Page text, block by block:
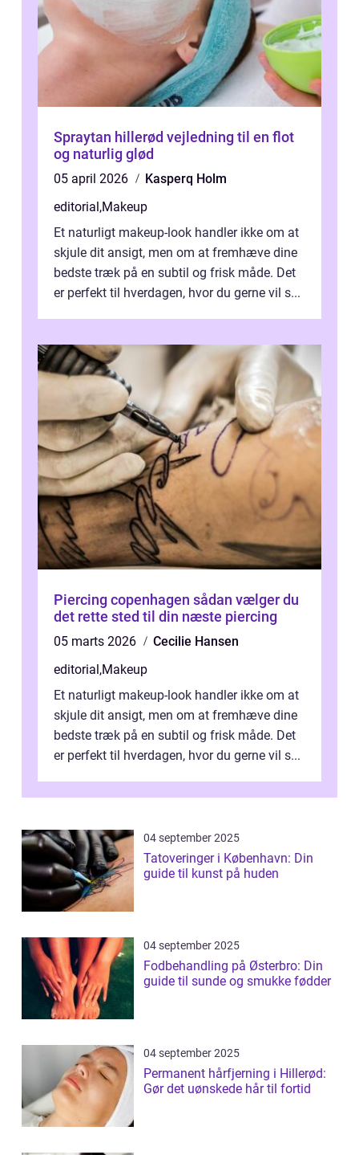
Spraytan hillerød vejledning til en flot
og naturlig glød
05 april 2026
Kasperq Holm
editorial,Makeup
Et naturligt makeup-look handler ikke om at
skjule dit ansigt, men om at fremhæve dine
bedste træk på en subtil og frisk måde. Det
er perfekt til hverdagen, hvor du gerne vil s...
Piercing copenhagen sådan vælger du
det rette sted til din næste piercing
05 marts 2026
Cecilie Hansen
editorial,Makeup
Et naturligt makeup-look handler ikke om at
skjule dit ansigt, men om at fremhæve dine
bedste træk på en subtil og frisk måde. Det
er perfekt til hverdagen, hvor du gerne vil s...
04 september 2025
Tatoveringer i København: Din
guide til kunst på huden
04 september 2025
Fodbehandling på Østerbro: Din
guide til sunde og smukke fødder
04 september 2025
Permanent hårfjerning i Hillerød:
Gør det uønskede hår til fortid